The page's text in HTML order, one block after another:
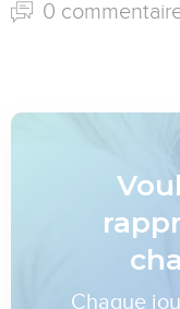
0
Chaque